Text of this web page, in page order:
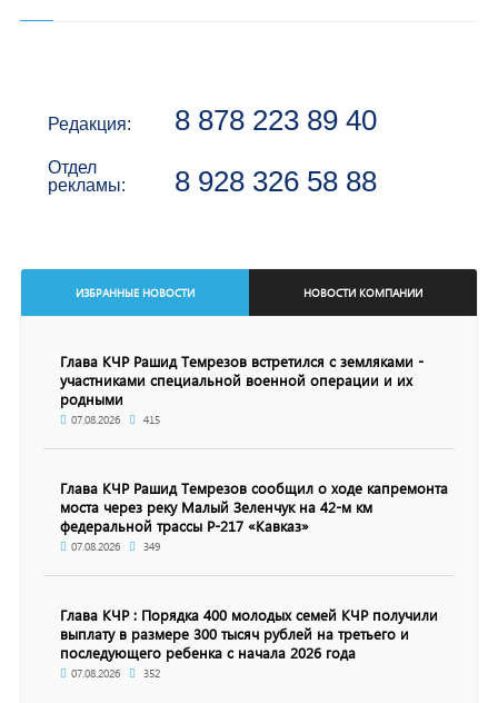
Редакция: 8 878 223 89 40
Отдел
рекламы:
8 928 326 58 88
ИЗБРАННЫЕ НОВОСТИ НОВОСТИ КОМПАНИИ
Глава КЧР Рашид Темрезов встретился с земляками -
участниками специальной военной операции и их
родными
07.08.2026 415
Глава КЧР Рашид Темрезов сообщил о ходе капремонта
моста через реку Малый Зеленчук на 42-м км
федеральной трассы Р-217 «Кавказ»
07.08.2026 349
Глава КЧР : Порядка 400 молодых семей КЧР получили
выплату в размере 300 тысяч рублей на третьего и
последующего ребенка с начала 2026 года
07.08.2026 352